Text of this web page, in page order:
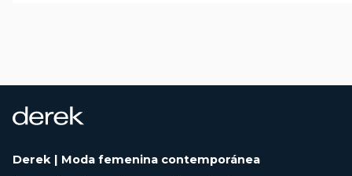
Cuidado y Lavado
Derek | Moda femenina contemporánea